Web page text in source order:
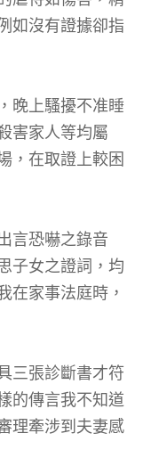
如沒有證據卻指
晚上騷擾不准睡
害家人等均屬
，在取證上較困
言恐嚇之錄音
子女之證詞，均
在家事法庭時，
三張診斷書才符
的傳言我不知道
理牽涉到夫妻感